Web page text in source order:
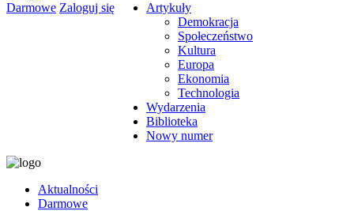
Darmowe Zaloguj się
Artykuły
Demokracja
Społeczeństwo
Kultura
Europa
Ekonomia
Technologia
Wydarzenia
Biblioteka
Nowy numer
Aktualności
Darmowe